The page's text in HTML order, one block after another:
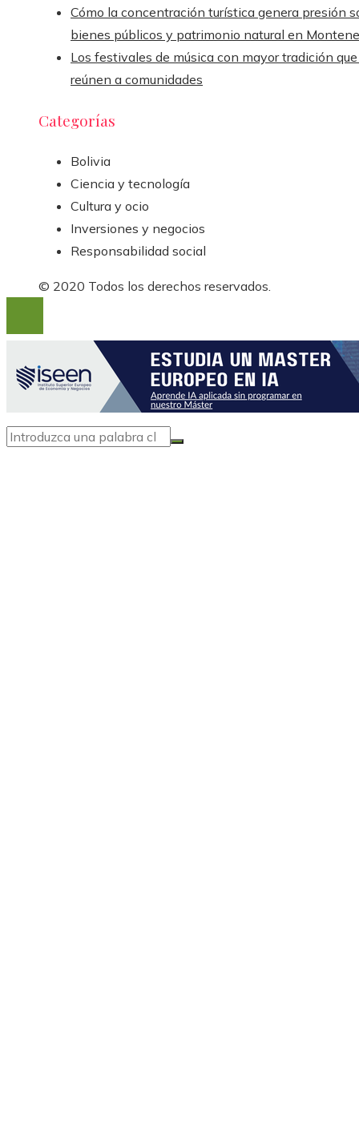
Cómo la concentración turística genera presión
bienes públicos y patrimonio natural en
Los festivales de música con mayor tradición
reúnen a comunidades
Categorías
Bolivia
Ciencia y tecnología
Cultura y ocio
Inversiones y negocios
Responsabilidad social
© 2020 Todos los derechos reservados.